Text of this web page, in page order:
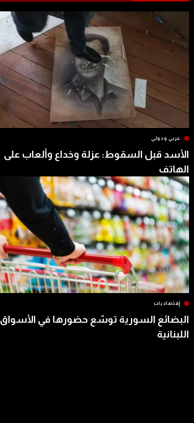
عربي ودولي
الأسد قبل السقوط: عزلة وخداع وألعاب على
الهاتف
إقتصاديات
البضائع السورية توسّع حضورها في الأسواق
اللبنانية